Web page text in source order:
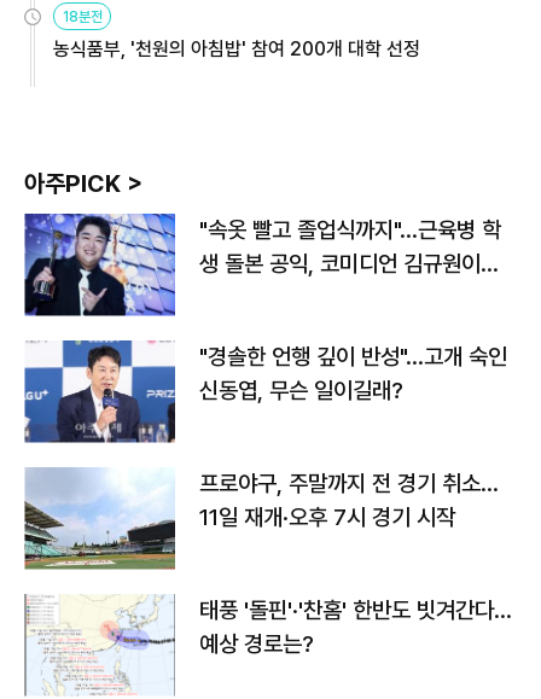
18분전
농식품부, '천원의 아침밥' 참여 200개 대학 선정
아주PICK >
"속옷 빨고 졸업식까지"…근육병 학
생 돌본 공익, 코미디언 김규원이었
"경솔한 언행 깊이 반성"…고개 숙인
신동엽, 무슨 일이길래?
프로야구, 주말까지 전 경기 취소…
11일 재개·오후 7시 경기 시작
태풍 '돌핀'·'찬홈' 한반도 빗겨간다…
예상 경로는?